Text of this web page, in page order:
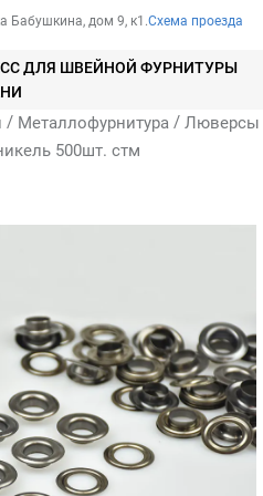
Бабушкина, дом 9, к1.Схема проезда
ДЛЯ ШВЕЙНОЙ ФУРНИТУРЫ
/ Металлофурнитура / Люверсы
500шт. стм